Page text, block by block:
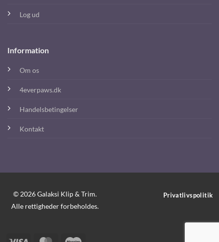
Log ud
Information
Om os
4everpaws.dk
Handelsbetingelser
Kontakt
© 2026 Galaksi Klip & Trim.
Alle rettigheder forbeholdes.
Privatlivspolitik